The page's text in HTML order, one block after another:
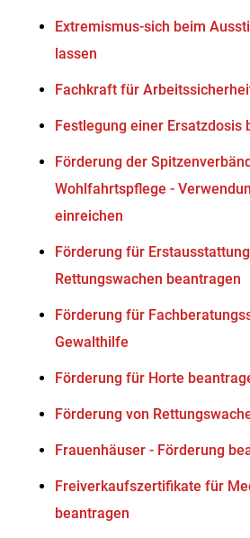
Extremismus-sich beim
lassen
Fachkraft für
Festlegung einer Ersatzdosis
Förderung der
Wohlfahrtspflege -
einreichen
Förderung für
Rettungswachen beantragen
Förderung für
Gewalthilfe
Förderung für Horte
Förderung von
Frauenhäuser - Förderung
Freiverkaufszertifikate für
beantragen